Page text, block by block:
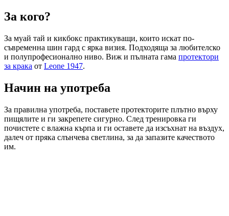
За кого?
За муай тай и кикбокс практикуващи, които искат по-
съвременна шин гард с ярка визия. Подходяща за любителско
и полупрофесионално ниво. Виж и пълната гама протектори
за крака от Leone 1947.
Начин на употреба
За правилна употреба, поставете протекторите плътно върху
пищялите и ги закрепете сигурно. След тренировка ги
почистете с влажна кърпа и ги оставете да изсъхнат на въздух,
далеч от пряка слънчева светлина, за да запазите качеството
им.